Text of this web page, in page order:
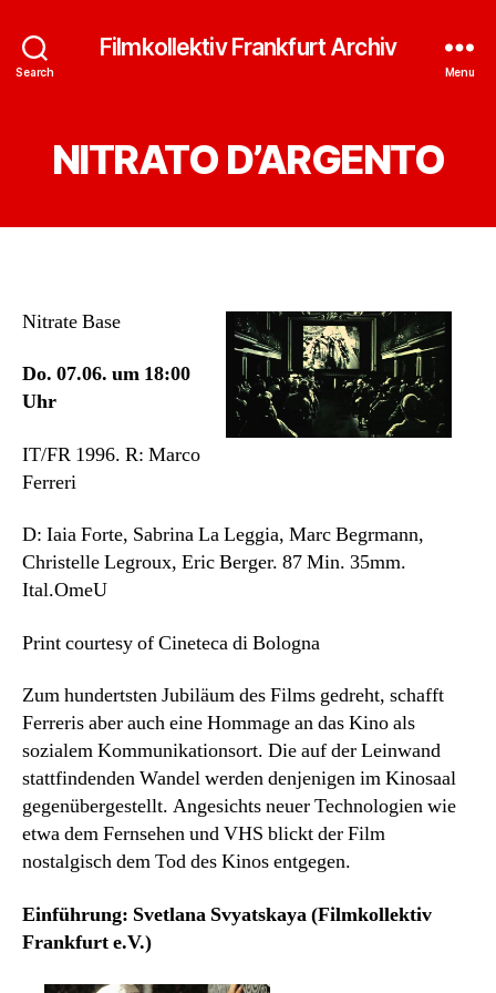
Search
Filmkollektiv Frankfurt Archiv
Menu
NITRATO D’ARGENTO
Nitrate Base
Do. 07.06. um 18:00
Uhr
IT/FR 1996. R: Marco
Ferreri
D: Iaia Forte, Sabrina La Leggia, Marc Begrmann,
Christelle Legroux, Eric Berger. 87 Min. 35mm.
Ital.OmeU
Print courtesy of Cineteca di Bologna
Zum hundertsten Jubiläum des Films gedreht, schafft
Ferreris aber auch eine Hommage an das Kino als
sozialem Kommunikationsort. Die auf der Leinwand
stattfindenden Wandel werden denjenigen im Kinosaal
gegenübergestellt. Angesichts neuer Technologien wie
etwa dem Fernsehen und VHS blickt der Film
nostalgisch dem Tod des Kinos entgegen.
Einführung: Svetlana Svyatskaya (Filmkollektiv
Frankfurt e.V.)